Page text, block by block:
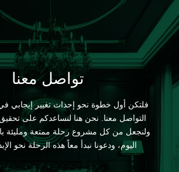
تواصل معنا
فلتكن أول خطوة نحو إحداث تغيير إيجابي
التواصل معنا. نحن هنا لنساعدكم على
ولنجعل من كل مشروع رحلة ممتعة ومليئة
اليوم، ودعونا نبدأ معاً هذه الرحلة نحو